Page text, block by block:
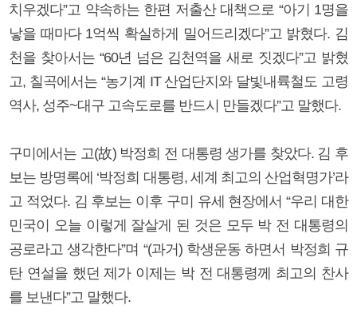
치우겠다”고 약속하는 한편 저출산 대책으로 “아기 1명을
낳을 때마다 1억씩 확실하게 밀어드리겠다”고 밝혔다. 김
천을 찾아서는 “60년 넘은 김천역을 새로 짓겠다”고 밝혔
고, 칠곡에서는 “농기계 IT 산업단지와 달빛내륙철도 고령
역사, 성주~대구 고속도로를 반드시 만들겠다”고 말했다.
구미에서는 고(故) 박정희 전 대통령 생가를 찾았다. 김 후
보는 방명록에 ‘박정희 대통령, 세계 최고의 산업혁명가’라
고 적었다. 김 후보는 이후 구미 유세 현장에서 “우리 대한
민국이 오늘 이렇게 잘살게 된 것은 모두 박 전 대통령의
공로라고 생각한다”며 “(과거) 학생운동 하면서 박정희 규
탄 연설을 했던 제가 이제는 박 전 대통령께 최고의 찬사
를 보낸다”고 말했다.